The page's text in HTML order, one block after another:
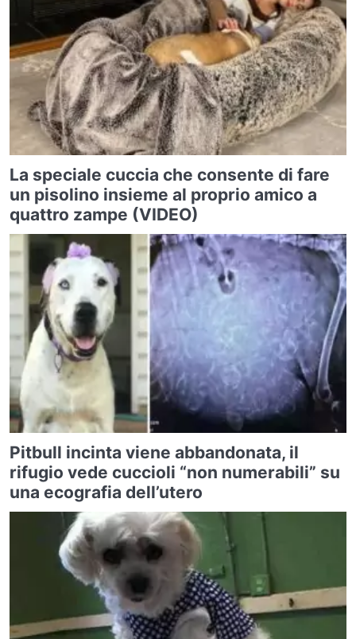
La speciale cuccia che consente di fare
un pisolino insieme al proprio amico a
quattro zampe (VIDEO)
Pitbull incinta viene abbandonata, il
rifugio vede cuccioli “non numerabili” su
una ecografia dell’utero